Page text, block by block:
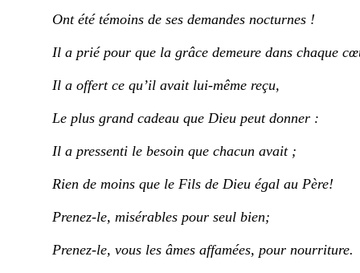
Ont été témoins de ses demandes nocturnes!
Il a prié pour que la grâce demeure dans chaque
Il a offert ce qu’il avait lui-même reçu,
Le plus grand cadeau que Dieu peut donner :
Il a pressenti le besoin que chacun avait ;
Rien de moins que le Filsde Dieu égal au Père!
Prenez-le, misérables pour seul bien;
Prenez-le, vous les âmes affamées, pour nourriture.